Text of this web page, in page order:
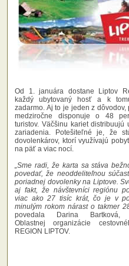
Od 1. januára dostane Liptov
každý ubytovaný hosť a k
zadarmo. Aj to je jeden z dôvodov,
medziročne disponuje o 48
turistov. Väčšinu kariet distribuujú
zariadenia. Potešiteľné je, že
dovolenkárov, ktorí využívajú
na päť a viac nocí.
„Sme radi, že karta sa stáva
povedať, že neoddeliteľnou
poriadnej dovolenky na Liptove.
aj fakt, že návštevníci regiónu
viac ako 27 tisíc krát, čo je v
minulým rokom nárast o takmer
povedala Darina Bartková,
Oblastnej organizácie
REGION LIPTOV.